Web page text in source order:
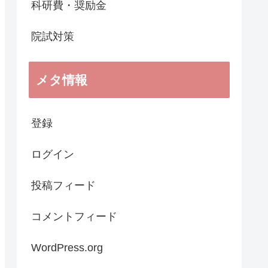
科研費・奨励金
院試対策
メタ情報
登録
ログイン
投稿フィード
コメントフィード
WordPress.org